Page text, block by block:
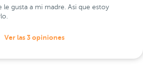
le gusta a mi madre. Asi que estoy
Ver las 3 opiniones